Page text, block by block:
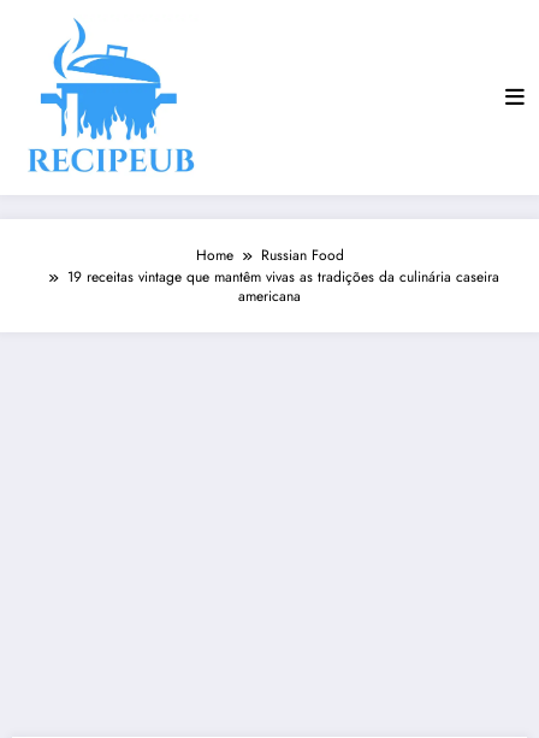
Home
Russian Food
19 receitas vintage que mantêm vivas as tradições da culinária caseira
americana